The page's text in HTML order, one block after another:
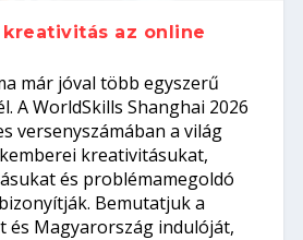
az online
már jóval több egyszerű
A WorldSkills Shanghai 2026
versenyszámában a világ
kreativitásukat,
és problémamegoldó
Bemutatjuk a
és Magyarország indulóját,